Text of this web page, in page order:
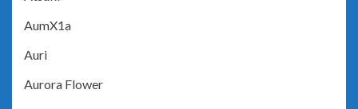
AumX1a
Auri
Aurora Flower